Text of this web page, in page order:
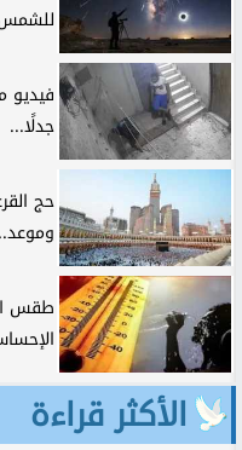
فيديو
جدلًا...
طقس
الأكثر قراءة